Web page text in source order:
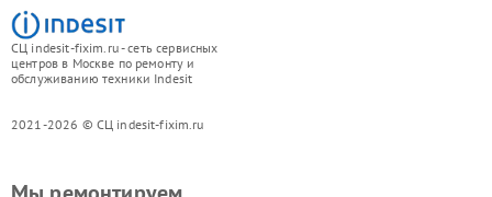
СЦ indesit-fixim.ru - сеть сервисных
центров в Москве по ремонту и
обслуживанию техники Indesit
2021-2026 © СЦ indesit-fixim.ru